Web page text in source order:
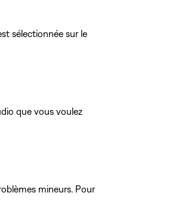
sélectionnée sur le
que vous voulez
mineurs. Pour